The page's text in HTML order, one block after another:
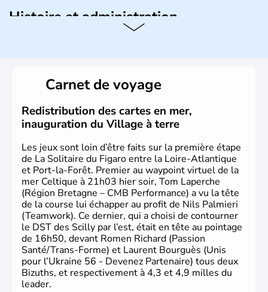
Histoire et administration
remonte au 24 août 1991. Sébastopol, Karkhov et
Odessa sont les principales villes d'Ukraine.
Carnet de voyage
Redistribution des cartes en mer,
inauguration du Village à terre
Les jeux sont loin d’être faits sur la première étape
de La Solitaire du Figaro entre la Loire-Atlantique
et Port-la-Forêt. Premier au waypoint virtuel de la
mer Celtique à 21h03 hier soir, Tom Laperche
(Région Bretagne – CMB Performance) a vu la tête
de la course lui échapper au profit de Nils Palmieri
(Teamwork). Ce dernier, qui a choisi de contourner
le DST des Scilly par l’est, était en tête au pointage
de 16h50, devant Romen Richard (Passion
Santé/Trans-Forme) et Laurent Bourguès (Unis
pour l’Ukraine 56 - Devenez Partenaire) tous deux
Bizuths, et respectivement à 4,3 et 4,9 milles du
leader.